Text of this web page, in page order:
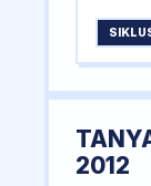
2012